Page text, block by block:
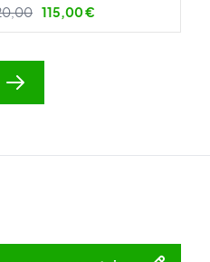
115,00 €